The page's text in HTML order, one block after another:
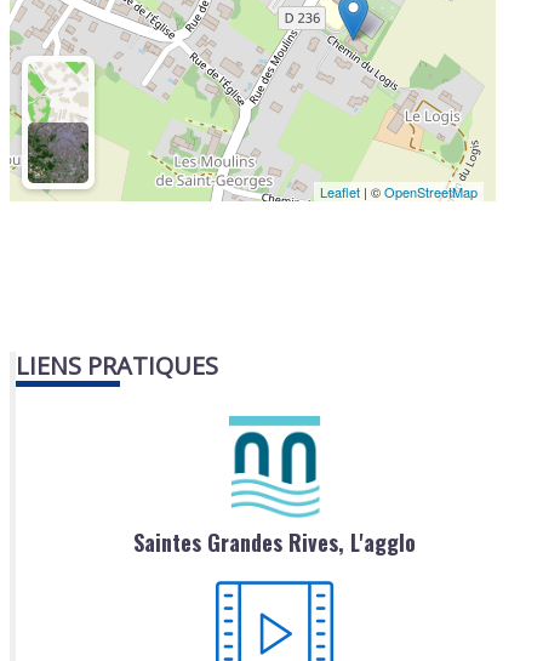
Leaflet| ©OpenStreetMap
LIENS PRATIQUES
Saintes Grandes Rives, L'agglo